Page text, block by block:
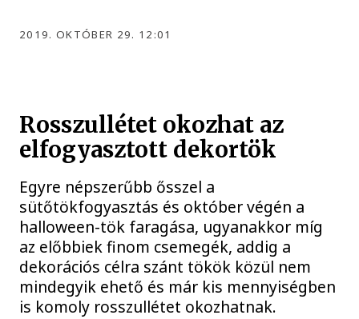
2019. OKTÓBER 29. 12:01
Rosszullétet okozhat az
elfogyasztott dekortök
Egyre népszerűbb ősszel a
sütőtökfogyasztás és október végén a
halloween-tök faragása, ugyanakkor míg
az előbbiek finom csemegék, addig a
dekorációs célra szánt tökök közül nem
mindegyik ehető és már kis mennyiségben
is komoly rosszullétet okozhatnak.